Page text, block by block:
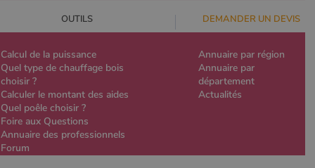
OUTILS DEMANDER UN DEVIS
Calcul de la puissance
Quel type de chauffage bois
choisir ?
Calculer le montant des aides
Quel poêle choisir ?
Foire aux Questions
Annuaire des professionnels
Forum
Annuaire par région
Annuaire par
département
Actualités